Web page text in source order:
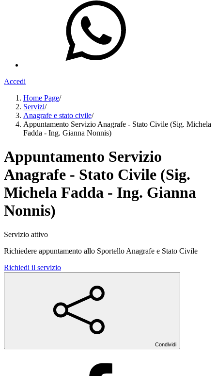
Accedi
Home Page/
Servizi/
Anagrafe e stato civile/
Appuntamento Servizio Anagrafe - Stato Civile (Sig. Michela
Fadda - Ing. Gianna Nonnis)
Appuntamento Servizio
Anagrafe - Stato Civile (Sig.
Michela Fadda - Ing. Gianna
Nonnis)
Servizio attivo
Richiedere appuntamento allo Sportello Anagrafe e Stato Civile
Richiedi il servizio
Condividi